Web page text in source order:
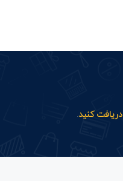
دریافت کنید.